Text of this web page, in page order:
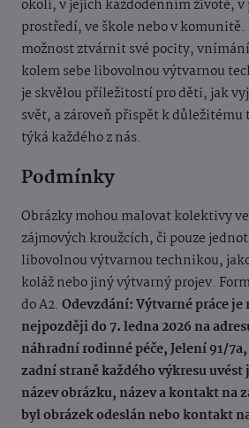
okolí, v jejich každodenním životě,
prostředí, ve škole nebo v
možnost ztvárnit své pocity,
kolem sebe libovolnou výtvarnou
je skvělou příležitostí pro děti, jak
svět, a zároveň přispět k důležitému
týká každého z nás.
Podmínky
Obrázky mohou malovat kolektivy
zájmových kroužcích, či pouze
libovolnou výtvarnou technikou,
koláž nebo jiný výtvarný projev.
do A2. Odevzdání: Výtvarné práce
nejpozději do 7. ledna 2026 na
náhradní rodinné péče, Jelení 91/7a,
zadní straně každého výkresu uvést
název obrázku, název a kontakt na
byl obrázek odeslán nebo kontakt